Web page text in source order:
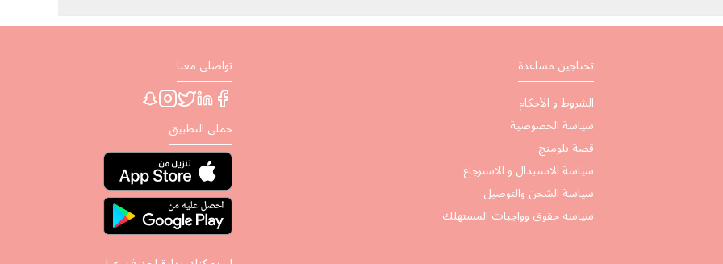
تحتاجين مساعدة
الشروط و الأحكام
سياسة الخصوصية
قصة بلومنج
سياسة الاستبدال و الاسترجاع
سياسة الشحن والتوصيل
سياسة حقوق وواجبات المستهلك
تواصلي معنا
حملي التطبيق